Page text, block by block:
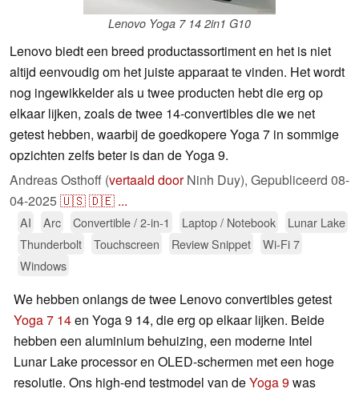
Lenovo Yoga 7 14 2in1 G10
Lenovo biedt een breed productassortiment en het is niet
altijd eenvoudig om het juiste apparaat te vinden. Het wordt
nog ingewikkelder als u twee producten hebt die erg op
elkaar lijken, zoals de twee 14-convertibles die we net
getest hebben, waarbij de goedkopere Yoga 7 in sommige
opzichten zelfs beter is dan de Yoga 9.
Andreas Osthoff (vertaald doorNinh Duy), Gepubliceerd 08-
04-2025🇺🇸🇩🇪 ...
AI Arc Convertible / 2-in-1 Laptop / Notebook
Lunar Lake
Thunderbolt
Touchscreen Review Snippet
Wi-Fi 7
Windows
We hebben onlangs de twee Lenovo convertibles getest
Yoga 7 14en Yoga 9 14, die erg op elkaar lijken. Beide
hebben een aluminium behuizing, een moderne Intel
Lunar Lake processor en OLED-schermen met een hoge
resolutie. Ons high-end testmodel van deYoga 9was